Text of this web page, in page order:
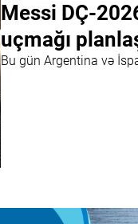
Messi DÇ-
uçmağı
Bu gün Argentina və